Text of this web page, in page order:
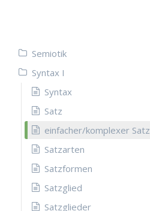
Semiotik
Syntax I
Syntax
Satz
einfacher/komplexer Satz
Satzarten
Satzformen
Satzglied
Satzglieder